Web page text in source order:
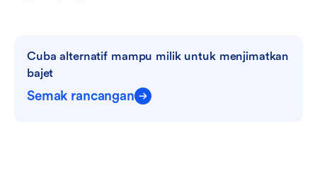
Cuba alternatif mampu milik untuk menjimatkan
bajet
Semak rancangan